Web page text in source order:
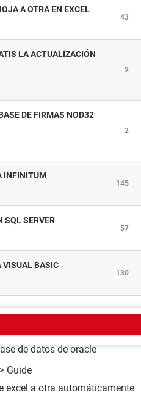
A OTRA EN EXCEL
43
2
2
INFINITUM
145
SQL SERVER
57
VISUAL BASIC
130
TEMA
de datos de oracle
> Guide
excel a otra automáticamente